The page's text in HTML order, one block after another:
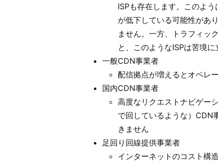
ISPも存在します。このよ
が低下している可能性があ
ません。一方、トラフィッ
と、このようなISPは苦境
一般CDN事業者
配信拠点が増えるとオペレ
国内CDN事業者
高度なリクエストナビゲー
で回しているような）CDN
きません
足回り回線提供事業者
インターネットのコスト構